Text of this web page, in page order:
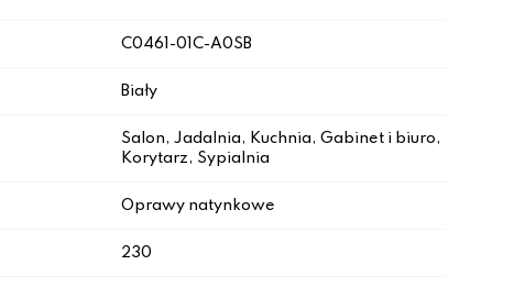
C0461-01C-A0SB
Biały
Salon, Jadalnia, Kuchnia, Gabinet i biuro,
Korytarz, Sypialnia
Oprawy natynkowe
230